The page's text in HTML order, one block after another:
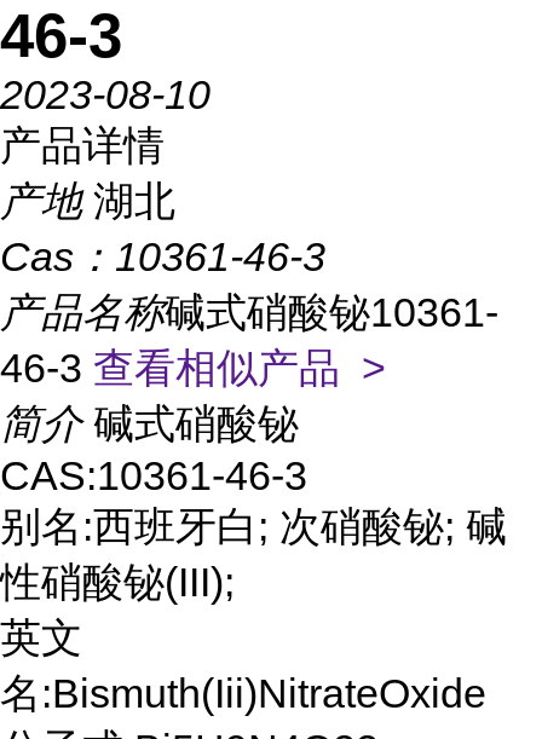
46-3
2023-08-10
产品详情
产地 湖北
Cas： 10361-46-3
产品名称碱式硝酸铋10361-
46-3 查看相似产品 >
简介 碱式硝酸铋
CAS:10361-46-3
别名:西班牙白; 次硝酸铋; 碱
性硝酸铋(III);
英文
名:Bismuth(Iii)NitrateOxide